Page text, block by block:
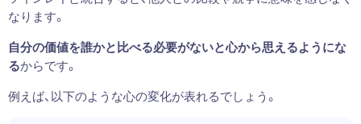
なります。
自分の価値を誰かと比べる必要がないと心から思えるようにな
るからです。
例えば、以下のような心の変化が表れるでしょう。